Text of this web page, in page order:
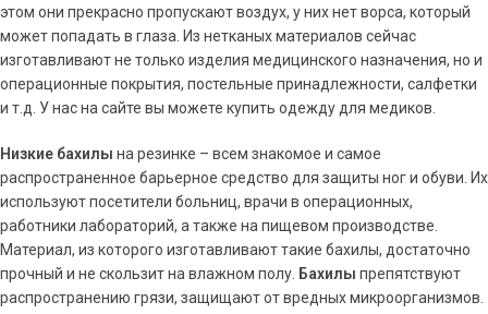
этом они прекрасно пропускают воздух, у них нет ворса, который
может попадать в глаза. Из нетканых материалов сейчас
изготавливают не только изделия медицинского назначения, но и
операционные покрытия, постельные принадлежности, салфетки
и т.д. У нас на сайте вы можете купить одежду для медиков.
Низкие бахилы на резинке – всем знакомое и самое
распространенное барьерное средство для защиты ног и обуви. Их
используют посетители больниц, врачи в операционных,
работники лабораторий, а также на пищевом производстве.
Материал, из которого изготавливают такие бахилы, достаточно
прочный и не скользит на влажном полу. Бахилы препятствуют
распространению грязи, защищают от вредных микроорганизмов.